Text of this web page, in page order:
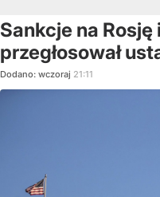
Sankcje na Rosję
przegłosował
Dodano: wczoraj 21:11